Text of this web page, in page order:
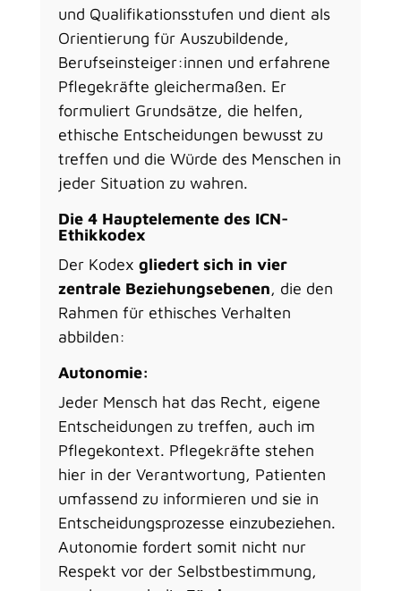
und Qualifikationsstufen und dient als
Orientierung für Auszubildende,
Berufseinsteiger:innen und erfahrene
Pflegekräfte gleichermaßen. Er
formuliert Grundsätze, die helfen,
ethische Entscheidungen bewusst zu
treffen und die Würde des Menschen in
jeder Situation zu wahren.
Die 4 Hauptelemente des ICN-
Ethikkodex
Der Kodex gliedert sich in vier
zentrale Beziehungsebenen, die den
Rahmen für ethisches Verhalten
abbilden:
Autonomie:
Jeder Mensch hat das Recht, eigene
Entscheidungen zu treffen, auch im
Pflegekontext. Pflegekräfte stehen
hier in der Verantwortung, Patienten
umfassend zu informieren und sie in
Entscheidungsprozesse einzubeziehen.
Autonomie fordert somit nicht nur
Respekt vor der Selbstbestimmung,